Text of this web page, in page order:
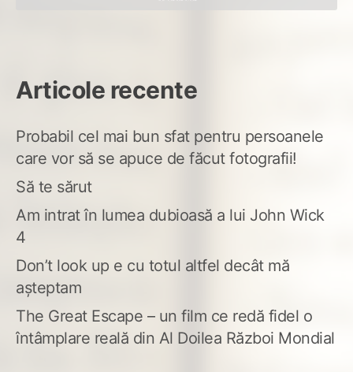
Articole recente
Probabil cel mai bun sfat pentru persoanele
care vor să se apuce de făcut fotografii!
Să te sărut
Am intrat în lumea dubioasă a lui John Wick
4
Don’t look up e cu totul altfel decât mă
așteptam
The Great Escape – un film ce redă fidel o
întâmplare reală din Al Doilea Război Mondial